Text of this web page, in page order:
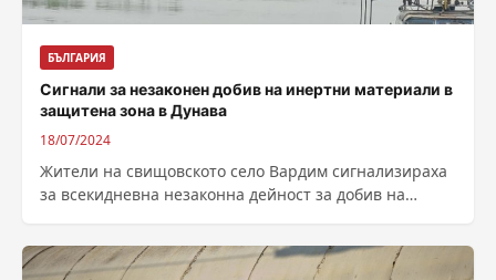
БЪЛГАРИЯ
Сигнали за незаконен добив на инертни материали в
защитена зона в Дунава
18/07/2024
Жители на свищовското село Вардим сигнализираха
за всекидневна незаконна дейност за добив на